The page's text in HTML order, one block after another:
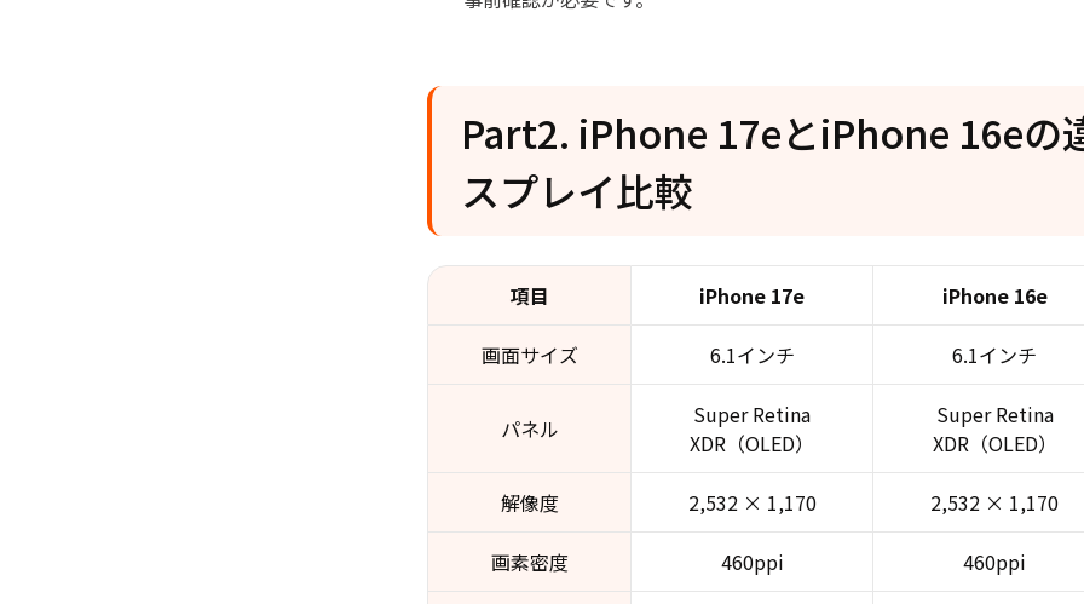
Part2. iPhone 17eとiPhone 16eの
スプレイ比較
項目 iPhone 17e iPhone 16e
画面サイズ 6.1インチ 6.1インチ
パネル
Super Retina
XDR（OLED）
Super Retina
XDR（OLED）
解像度 2,532 × 1,170 2,532 × 1,170
画素密度 460ppi 460ppi